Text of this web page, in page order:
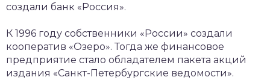
создали банк «Россия».
К 1996 году собственники «России» создали
кооператив «Озеро». Тогда же финансовое
предприятие стало обладателем пакета акций
издания «Санкт-Петербургские ведомости».